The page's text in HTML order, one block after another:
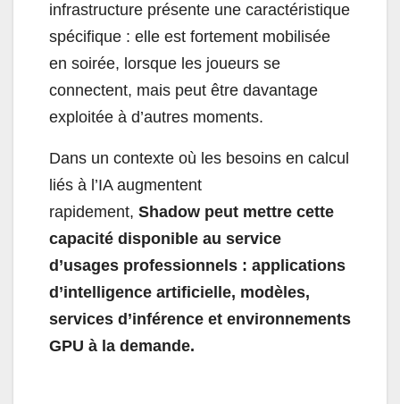
infrastructure présente une caractéristique
spécifique : elle est fortement mobilisée
en soirée, lorsque les joueurs se
connectent, mais peut être davantage
exploitée à d’autres moments.
Dans un contexte où les besoins en calcul
liés à l’IA augmentent
rapidement, Shadow peut mettre cette
capacité disponible au service
d’usages professionnels : applications
d’intelligence artificielle, modèles,
services d’inférence et environnements
GPU à la demande.